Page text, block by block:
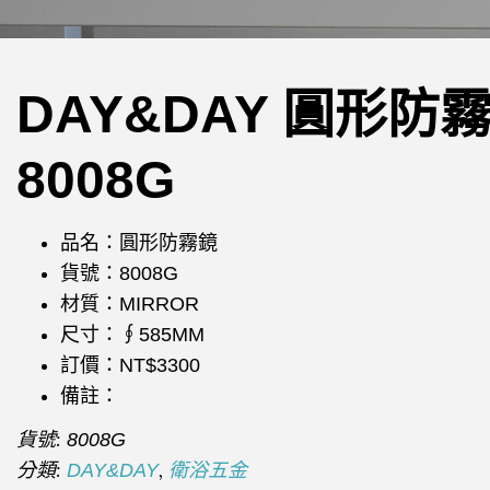
DAY&DAY 圓形防
8008G
品名：圓形防霧鏡
貨號：8008G
材質：MIRROR
尺寸：∮585MM
訂價：NT$3300
備註：
貨號: 8008G
分類: DAY&DAY, 衛浴五金